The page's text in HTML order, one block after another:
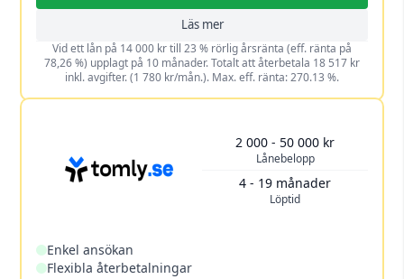
Läs mer
Vid ett lån på 14 000 kr till 23 % rörlig årsränta (eff. ränta på
78,26 %) upplagt på 10 månader. Totalt att återbetala 18 517 kr
inkl. avgifter. (1 780 kr/mån.). Max. eff. ränta: 270.13 %.
Lånebelopp
2 000 - 50 000 kr
Löptid
4 - 19 månader
Enkel ansökan
Flexibla återbetalningar